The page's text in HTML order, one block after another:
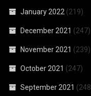
January 2022 (219)
December 2021 (247)
November 2021 (239)
October 2021 (247)
September 2021